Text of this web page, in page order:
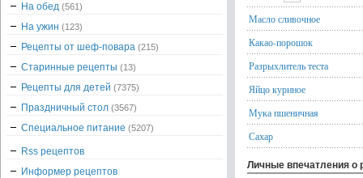
Масло сливочное
Какао-порошок
Разрыхлитель теста
Яйцо куриное
Мука пшеничная
Сахар
Личные впечатления о
На обед (561)
На ужин (123)
Рецепты от шеф-повара (215)
Старинные рецепты (13)
Рецепты для детей (7375)
Праздничный стол (3567)
Специальное питание (5207)
Rss рецептов
Информер рецептов